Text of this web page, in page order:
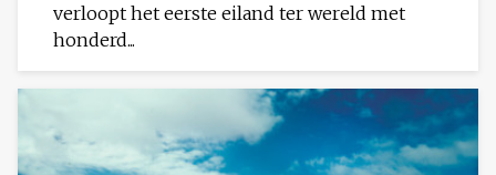
verloopt het eerste eiland ter wereld met
honderd...